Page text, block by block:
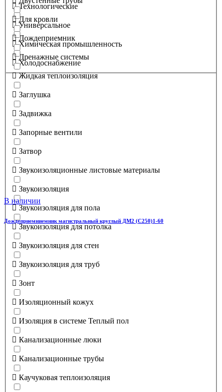
Технологические
Универсальное
Химическая промышленность
Холодоснабжение
Для кровли
Дождеприемник
Дренажные системы
Жидкая теплоизоляция
Заглушка
Задвижка
Запорные вентили
Затвор
Звукоизоляционные листовые материалы
Звукоизоляция
Звукоизоляция для пола
Звукоизоляция для потолка
Звукоизоляция для стен
Звукоизоляция для труб
Зонт
Изоляционный кожух
Изоляция в системе Теплый пол
Канализационные люки
Канализационные трубы
Каучуковая теплоизоляция
В наличии
Дождеприемниемник магистральный круглый ДМ2 (С250)1-60